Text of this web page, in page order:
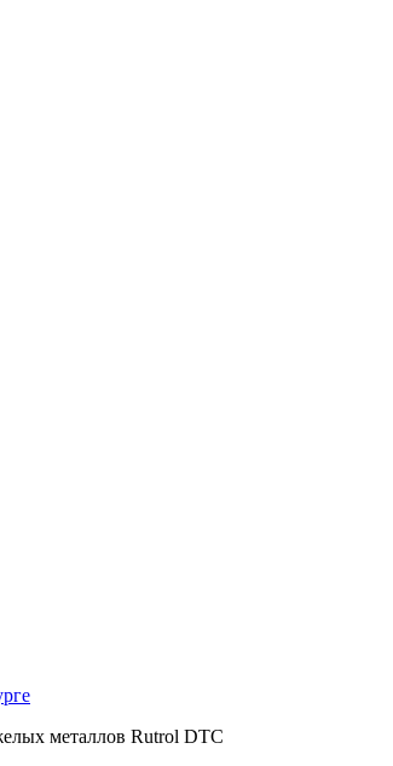
металлов Rutrol DTC